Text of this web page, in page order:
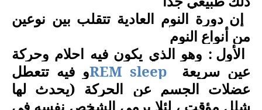
إندورة النوم العادية تتقلب بين نوعين
من أنواع النوم
الأول : وهو الذي يكون فيه احلام وحركة
عين سريعة
REM sleepو فيه تتعطل
عضلات الجسم عن الحركة (يحدث لها